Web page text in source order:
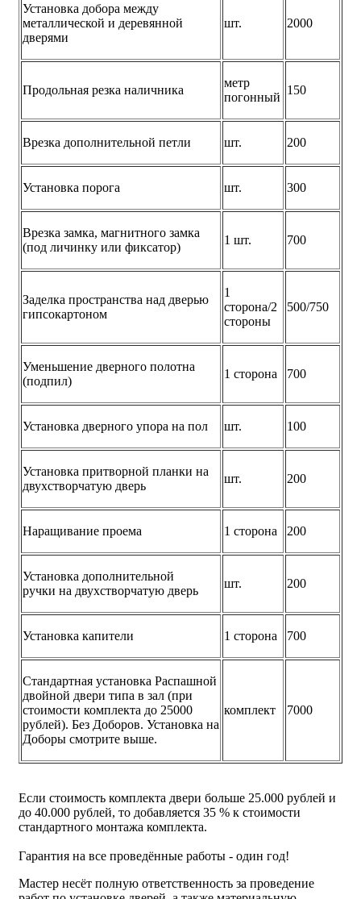
Установка добора между
металлической и деревянной
дверями
шт. 2000
Продольная резка наличника
метр
погонный
150
Врезка дополнительной петли шт. 200
Установка порога шт. 300
Врезка замка, магнитного замка
(под личинку или фиксатор)
1 шт. 700
Заделка пространства над дверью
гипсокартоном
1
сторона/2
стороны
500/750
Уменьшение дверного полотна
(подпил)
1 сторона 700
Установка дверного упора на пол шт. 100
Установка притворной планки на
двухстворчатую дверь
шт. 200
Наращивание проема 1 сторона 200
Установка дополнительной
ручки на двухстворчатую дверь
шт. 200
Установка капители 1 сторона 700
Стандартная установка Распашной
двойной двери типа в зал (при
стоимости комплекта до 25000
рублей). Без Доборов. Установка на
Доборы смотрите выше.
комплект 7000
Если стоимость комплекта двери больше 25.000 рублей и
до 40.000 рублей, то добавляется 35 % к стоимости
стандартного монтажа комплекта.
Гарантия на все проведённые работы - один год!
Мастер несёт полную ответственность за проведение